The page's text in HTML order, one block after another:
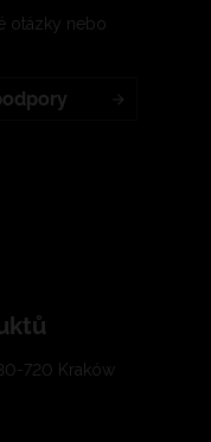
otázky nebo
720 Kraków